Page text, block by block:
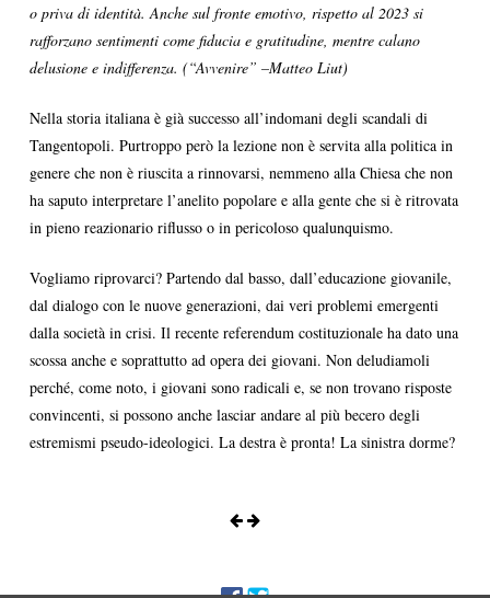
o priva di identità. Anche sul fronte emotivo, rispetto al 2023 si
rafforzano sentimenti come fiducia e gratitudine, mentre calano
delusione e indifferenza. (“Avvenire” –Matteo Liut)
Nella storia italiana è già successo all’indomani degli scandali di
Tangentopoli. Purtroppo però la lezione non è servita alla politica in
genere che non è riuscita a rinnovarsi, nemmeno alla Chiesa che non
ha saputo interpretare l’anelito popolare e alla gente che si è ritrovata
in pieno reazionario riflusso o in pericoloso qualunquismo.
Vogliamo riprovarci? Partendo dal basso, dall’educazione giovanile,
dal dialogo con le nuove generazioni, dai veri problemi emergenti
dalla società in crisi. Il recente referendum costituzionale ha dato una
scossa anche e soprattutto ad opera dei giovani. Non deludiamoli
perché, come noto, i giovani sono radicali e, se non trovano risposte
convincenti, si possono anche lasciar andare al più becero degli
estremismi pseudo-ideologici. La destra è pronta! La sinistra dorme?